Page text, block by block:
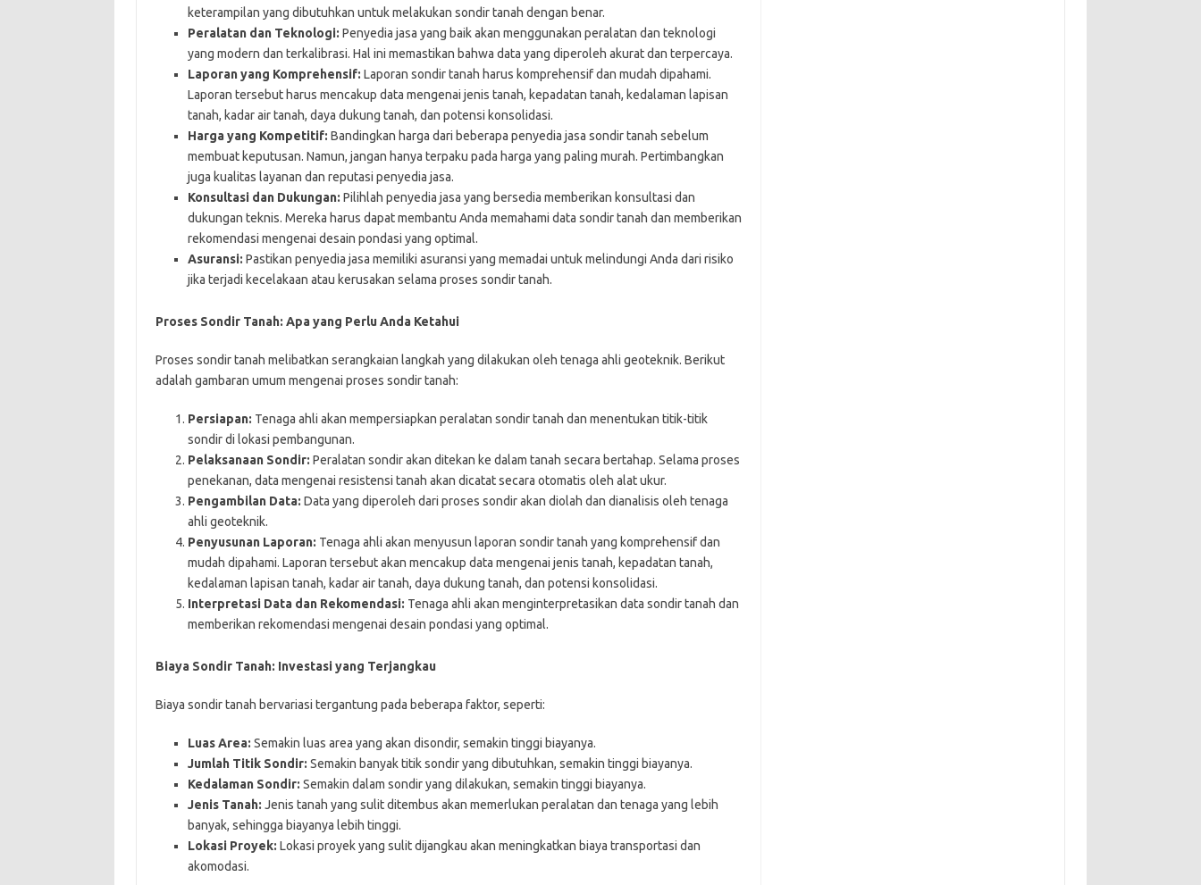
keterampilan yang dibutuhkan untuk melakukan sondir tanah dengan benar.
Peralatan dan Teknologi: Penyedia jasa yang baik akan menggunakan peralatan dan teknologi
yang modern dan terkalibrasi. Hal ini memastikan bahwa data yang diperoleh akurat dan terpercaya.
Laporan yang Komprehensif: Laporan sondir tanah harus komprehensif dan mudah dipahami.
Laporan tersebut harus mencakup data mengenai jenis tanah, kepadatan tanah, kedalaman lapisan
tanah, kadar air tanah, daya dukung tanah, dan potensi konsolidasi.
Harga yang Kompetitif: Bandingkan harga dari beberapa penyedia jasa sondir tanah sebelum
membuat keputusan. Namun, jangan hanya terpaku pada harga yang paling murah. Pertimbangkan
juga kualitas layanan dan reputasi penyedia jasa.
Konsultasi dan Dukungan: Pilihlah penyedia jasa yang bersedia memberikan konsultasi dan
dukungan teknis. Mereka harus dapat membantu Anda memahami data sondir tanah dan memberikan
rekomendasi mengenai desain pondasi yang optimal.
Asuransi: Pastikan penyedia jasa memiliki asuransi yang memadai untuk melindungi Anda dari risiko
jika terjadi kecelakaan atau kerusakan selama proses sondir tanah.
Proses Sondir Tanah: Apa yang Perlu Anda Ketahui
Proses sondir tanah melibatkan serangkaian langkah yang dilakukan oleh tenaga ahli geoteknik. Berikut
adalah gambaran umum mengenai proses sondir tanah:
Persiapan: Tenaga ahli akan mempersiapkan peralatan sondir tanah dan menentukan titik-titik
sondir di lokasi pembangunan.
Pelaksanaan Sondir: Peralatan sondir akan ditekan ke dalam tanah secara bertahap. Selama proses
penekanan, data mengenai resistensi tanah akan dicatat secara otomatis oleh alat ukur.
Pengambilan Data: Data yang diperoleh dari proses sondir akan diolah dan dianalisis oleh tenaga
ahli geoteknik.
Penyusunan Laporan: Tenaga ahli akan menyusun laporan sondir tanah yang komprehensif dan
mudah dipahami. Laporan tersebut akan mencakup data mengenai jenis tanah, kepadatan tanah,
kedalaman lapisan tanah, kadar air tanah, daya dukung tanah, dan potensi konsolidasi.
Interpretasi Data dan Rekomendasi: Tenaga ahli akan menginterpretasikan data sondir tanah dan
memberikan rekomendasi mengenai desain pondasi yang optimal.
Biaya Sondir Tanah: Investasi yang Terjangkau
Biaya sondir tanah bervariasi tergantung pada beberapa faktor, seperti:
Luas Area: Semakin luas area yang akan disondir, semakin tinggi biayanya.
Jumlah Titik Sondir: Semakin banyak titik sondir yang dibutuhkan, semakin tinggi biayanya.
Kedalaman Sondir: Semakin dalam sondir yang dilakukan, semakin tinggi biayanya.
Jenis Tanah: Jenis tanah yang sulit ditembus akan memerlukan peralatan dan tenaga yang lebih
banyak, sehingga biayanya lebih tinggi.
Lokasi Proyek: Lokasi proyek yang sulit dijangkau akan meningkatkan biaya transportasi dan
akomodasi.